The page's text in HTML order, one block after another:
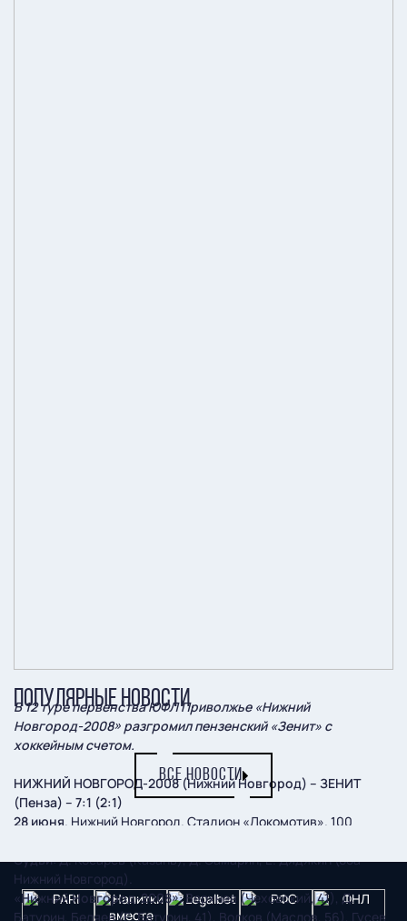
В 12 туре первенства ЮФЛ Приволжье «Нижний
Новгород-2008» разгромил пензенский «Зенит» с
хоккейным счетом.
НИЖНИЙ НОВГОРОД-2008 (Нижний Новгород) – ЗЕНИТ
(Пенза) – 7:1 (2:1)
28 июня. Нижний Новгород. Стадион «Локомотив». 100
Судьи: Д. Косарев (Казань), Д. Самарин, Е. Дядякин (оба –
Нижний Новгород).
«Нижний Новгород-2008»: Верхнев (Чеховский, 41), Д.
Батурин, Беляев (Е. Батурин, 41), Волков (Маслов, 56), Гусев
ПОПУЛЯРНЫЕ НОВОСТИ
ВСЕ НОВОСТИ